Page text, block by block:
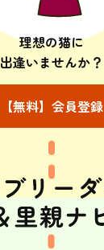
理想の猫に
出逢いませんか？
【無料】会員登録